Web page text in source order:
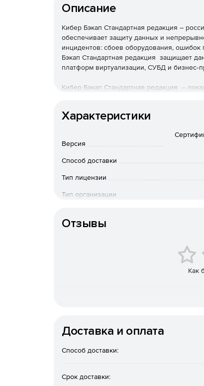
Описание
Кибер Бэкап Стандартная редакция –
обеспечивает защиту данных и
инцидентов: сбоев оборудования,
Бэкап Стандартная редакция защищает
платформ виртуализации, СУБД и
Кибер Бэкап Стандартная редакция –
Ключевые
редакция
виртуализации, контейнерных сред,
импортозамещения.
Гибкие варианты хранения резервных
изолированные разделы), сетевые
реализовать правило «3‑2‑1» (три
парольная защита резервных копий и
оборудование или «голое железо»,
Характеристики
Версия
Способ доставки
Тип лицензии
Тип организации
Отзывы
Как
Доставка и оплата
Способ доставки:
Срок доставки: